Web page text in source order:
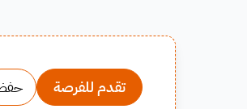
تقدم للفرصة